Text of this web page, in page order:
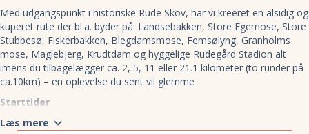
Med udgangspunkt i historiske Rude Skov, har vi kreeret en alsidig og
kuperet rute der bl.a. byder på: Landsebakken, Store Egemose, Store
Stubbesø, Fiskerbakken, Blegdamsmose, Femsølyng, Granholms
mose, Maglebjerg, Krudtdam og hyggelige Rudegård Stadion alt
imens du tilbagelægger ca. 2, 5, 11 eller 21.1 kilometer (to runder på
ca.10km) – en oplevelse du sent vil glemme
Starttider
kl. 10:10 – 5 km
Læs mere